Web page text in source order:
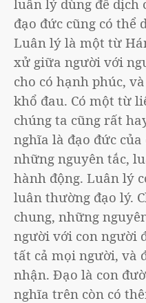
luân lý dùng để dịch
đạo đức cũng có thể
Luân lý là một từ
xử giữa người với
cho có hạnh phúc,
khổ đau. Có một từ
chúng ta cũng rất
nghĩa là đạo đức
những nguyên tắc,
hành động. Luân lý
luân thường đạo lý.
chung, những
người với con người
tất cả mọi người, và
nhận. Đạo là con
nghĩa trên còn có